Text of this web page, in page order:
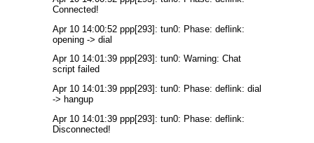
Connected!
Apr 10 14:00:52 ppp[293]: tun0: Phase: deflink:
opening -> dial
Apr 10 14:01:39 ppp[293]: tun0: Warning: Chat
script failed
Apr 10 14:01:39 ppp[293]: tun0: Phase: deflink: dial
-> hangup
Apr 10 14:01:39 ppp[293]: tun0: Phase: deflink:
Disconnected!